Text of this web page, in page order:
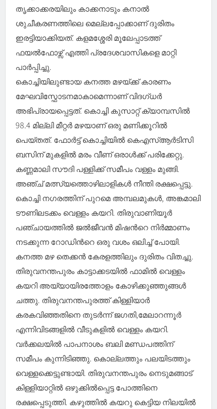
തൃക്കാക്കരയിലും കാക്കനാടും കനാൽ
ശുചീകരണത്തിലെ മെല്ലപ്പോക്കാണ് ദുരിതം
ഇരട്ടിയാക്കിയത്. കളമശ്ശേരി മൂലേപ്പാടത്ത്
ഫയൽഫോഴ്സ് എത്തി പ്രദേശവാസികളെ മാറ്റി
പാർപ്പിച്ചു.
കൊച്ചിയിലുണ്ടായ കനത്ത മഴയ്ക്ക് കാരണം
മേഘവിസ്ഫോടനമാകാമെന്നാണ് വിദഗ്ധർ
അഭിപ്രായപ്പെട്ടത്. കൊച്ചി കുസാറ്റ് ക്യാമ്പസിൽ
98.4 മില്ലി മീറ്റർ മഴയാണ് ഒരു മണിക്കൂറിൽ
പെയ്തത്. ഫോർട്ട് കൊച്ചിയിൽ കെഎസ്ആർടിസി
ബസിന് മുകളിൽ മരം വീണ് ഒരാൾക്ക് പരിക്കേറ്റു.
കണ്ണമാലി സൗദി പള്ളിക്ക് സമീപം വള്ളം മുങ്ങി.
അഞ്ച് മത്സ്യത്തൊഴിലാളികൾ നീന്തി രക്ഷപ്പെട്ടു.
കൊച്ചി നഗരത്തിന് പുറമെ അമ്പലമുകൾ, അങ്കമാലി
ടൗണിലടക്കം വെള്ളം കയറി. തിരുവാണിയൂർ
പഞ്ചായത്തിൽ ജൽജീവൻ മിഷൻറെ നിർമ്മാണം
നടക്കുന്ന റോഡിൻറെ ഒരു വശം ഒലിച്ച് പോയി.
കനത്ത മഴ തെക്കൻ കേരളത്തിലും ദുരിതം വിതച്ചു.
തിരുവനന്തപുരം കാട്ടാക്കടയിൽ ഫാമിൽ വെള്ളം
കയറി അയ്യായിരത്തോളം കോഴിക്കുഞ്ഞുങ്ങൾ
ചത്തു. തിരുവനന്തപുരത്ത് കിള്ളിയാർ
കരകവിഞ്ഞതിനെ തുടർന്ന് ജഗതി,മേലാറന്നൂർ
എന്നിവിടങ്ങളിൽ വീടുകളിൽ വെള്ളം കയറി.
വർക്കലയിൽ പാപനാശം ബലി മണ്ഡപത്തിന്
സമീപം കുന്നിടിഞ്ഞു. കൊല്ലത്തും പലയിടത്തും
വെള്ളക്കെട്ടുണ്ടായി. തിരുവനന്തപുരം നെടുമങ്ങാട്
കിള്ളിയാറ്റിൽ ഒഴുക്കിൽപ്പെട്ട പോത്തിനെ
രക്ഷപ്പെടുത്തി. കഴുത്തിൽ കയറു കെട്ടിയ നിലയിൽ